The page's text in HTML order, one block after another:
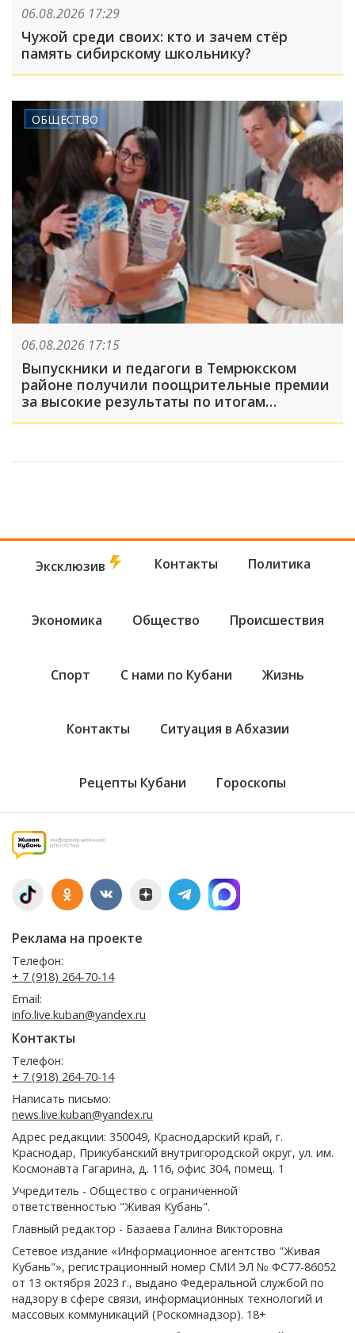
06.08.2026 17:29
Чужой среди своих: кто и зачем стёр
память сибирскому школьнику?
ОБЩЕСТВО
06.08.2026 17:15
Выпускники и педагоги в Темрюкском
районе получили поощрительные премии
за высокие результаты по итогам
учебного года
Эксклюзив Контакты Политика
Экономика Общество Происшествия
Спорт С нами по Кубани Жизнь
Контакты Ситуация в Абхазии
Рецепты Кубани Гороскопы
Реклама на проекте
Телефон:
+ 7 (918) 264-70-14
Email:
info.live.kuban@yandex.ru
Контакты
Телефон:
+ 7 (918) 264-70-14
Написать письмо:
news.live.kuban@yandex.ru
Адрес редакции: 350049, Краснодарский край, г.
Краснодар, Прикубанский внутригородской округ, ул. им.
Космонавта Гагарина, д. 116, офис 304, помещ. 1
Учредитель - Общество с ограниченной
ответственностью "Живая Кубань".
Главный редактор - Базаева Галина Викторовна
Сетевое издание «Информационное агентство "Живая
Кубань"», регистрационный номер СМИ ЭЛ № ФС77-86052
от 13 октября 2023 г., выдано Федеральной службой по
надзору в сфере связи, информационных технологий и
массовых коммуникаций (Роскомнадзор). 18+